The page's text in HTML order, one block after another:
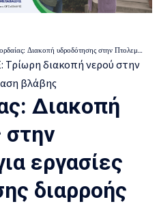
υδροδότησης στην Πτολεμαΐδα για εργασίες αποκατάστασης διαρροής
Διακοπή
στην
εργασίες
διαρροής